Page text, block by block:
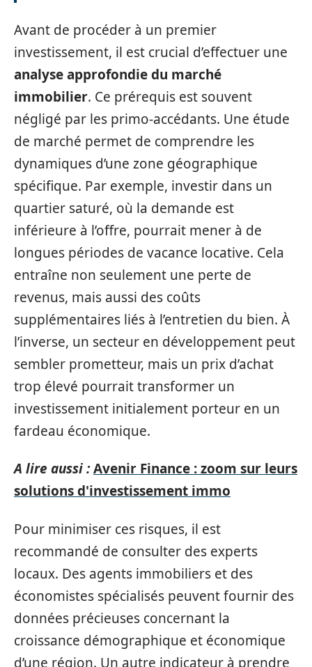
Avant de procéder à un premier
investissement, il est crucial d’effectuer une
analyse approfondie du marché
immobilier. Ce prérequis est souvent
négligé par les primo-accédants. Une étude
de marché permet de comprendre les
dynamiques d’une zone géographique
spécifique. Par exemple, investir dans un
quartier saturé, où la demande est
inférieure à l’offre, pourrait mener à de
longues périodes de vacance locative. Cela
entraîne non seulement une perte de
revenus, mais aussi des coûts
supplémentaires liés à l’entretien du bien. À
l’inverse, un secteur en développement peut
sembler prometteur, mais un prix d’achat
trop élevé pourrait transformer un
investissement initialement porteur en un
fardeau économique.
A lire aussi :Avenir Finance : zoom sur leurs
solutions d'investissement immo
Pour minimiser ces risques, il est
recommandé de consulter des experts
locaux. Des agents immobiliers et des
économistes spécialisés peuvent fournir des
données précieuses concernant la
croissance démographique et économique
d’une région. Un autre indicateur à prendre